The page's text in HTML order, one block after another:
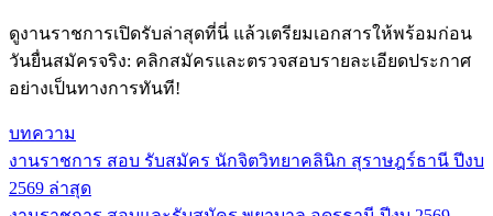
ดูงานราชการเปิดรับล่าสุดที่นี่ แล้วเตรียมเอกสารให้พร้อมก่อน
วันยื่นสมัครจริง: คลิกสมัครและตรวจสอบรายละเอียดประกาศ
อย่างเป็นทางการทันที!
บทความ
แนะแนว
งานราชการ สอบ รับสมัคร นักจิตวิทยาคลินิก สุราษฎร์ธานี ปีงบ
2569 ล่าสุด